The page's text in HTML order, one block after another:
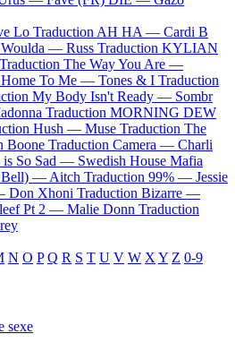
Lo Traduction AH HA — Cardi B
Woulda — Russ Traduction KYLIAN
Traduction The Way You Are —
Home To Me — Tones & I Traduction
My Body Isn't Ready — Sombr
Traduction MORNING DEW
Hush — Muse Traduction The
Boone Traduction Camera — Charli
is So Sad — Swedish House Mafia
Bell) — Aitch Traduction 99% — Jessie
Don Xhoni Traduction Bizarre —
Pt 2 — Malie Donn Traduction
N O P Q R S T U V W X Y Z 0-9
sexe